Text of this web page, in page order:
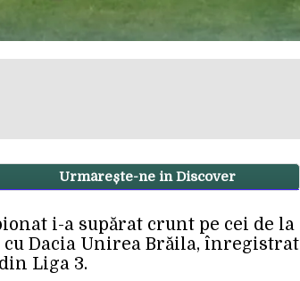
Urmărește-ne in Discover
i-a supărat crunt pe cei de la
Dacia Unirea Brăila, înregistrat
Liga 3.